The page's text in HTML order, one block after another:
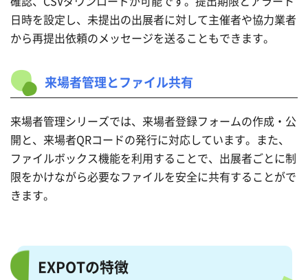
日時を設定し、未提出の出展者に対して主催者や協力業者
から再提出依頼のメッセージを送ることもできます。
来場者管理とファイル共有
来場者管理シリーズでは、来場者登録フォームの作成・公
開と、来場者QRコードの発行に対応しています。また、
ファイルボックス機能を利用することで、出展者ごとに制
限をかけながら必要なファイルを安全に共有することがで
きます。
EXPOTの特徴